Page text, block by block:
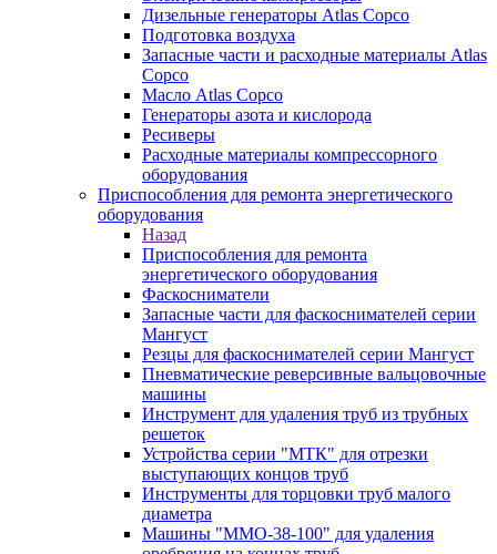
Дизельные генераторы Atlas Copco
Подготовка воздуха
Запасные части и расходные материалы Atlas
Copco
Масло Atlas Copco
Генераторы азота и кислорода
Ресиверы
Расходные материалы компрессорного
оборудования
Приспособления для ремонта энергетического
оборудования
Назад
Приспособления для ремонта
энергетического оборудования
Фаскосниматели
Запасные части для фаскоснимателей серии
Мангуст
Резцы для фаскоснимателей серии Мангуст
Пневматические реверсивные вальцовочные
машины
Инструмент для удаления труб из трубных
решеток
Устройства серии "МТК" для отрезки
выступающих концов труб
Инструменты для торцовки труб малого
диаметра
Машины "ММО-38-100" для удаления